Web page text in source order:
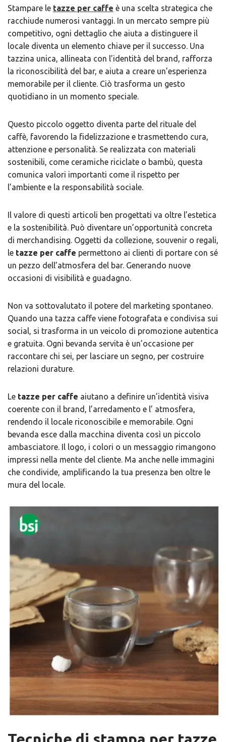
Stampare le tazze per caffe è una scelta strategica che
racchiude numerosi vantaggi. In un mercato sempre più
competitivo, ogni dettaglio che aiuta a distinguere il
locale diventa un elemento chiave per il successo. Una
tazzina unica, allineata con l’identità del brand, rafforza
la riconoscibilità del bar, e aiuta a creare un’esperienza
memorabile per il cliente. Ciò trasforma un gesto
quotidiano in un momento speciale.
Questo piccolo oggetto diventa parte del rituale del
caffè, favorendo la fidelizzazione e trasmettendo cura,
attenzione e personalità. Se realizzata con materiali
sostenibili, come ceramiche riciclate o bambù, questa
comunica valori importanti come il rispetto per
l’ambiente e la responsabilità sociale.
Il valore di questi articoli ben progettati va oltre l’estetica
e la sostenibilità. Può diventare un’opportunità concreta
di merchandising. Oggetti da collezione, souvenir o regali,
le tazze per caffe permettono ai clienti di portare con sé
un pezzo dell’atmosfera del bar. Generando nuove
occasioni di visibilità e guadagno.
Non va sottovalutato il potere del marketing spontaneo.
Quando una tazza caffe viene fotografata e condivisa sui
social, si trasforma in un veicolo di promozione autentica
e gratuita. Ogni bevanda servita è un’occasione per
raccontare chi sei, per lasciare un segno, per costruire
relazioni durature.
Le tazze per caffe aiutano a definire un’identità visiva
coerente con il brand, l’arredamento e l’ atmosfera,
rendendo il locale riconoscibile e memorabile. Ogni
bevanda esce dalla macchina diventa così un piccolo
ambasciatore. Il logo, i colori o un messaggio rimangono
impressi nella mente del cliente. Ma anche nelle immagini
che condivide, amplificando la tua presenza ben oltre le
mura del locale.